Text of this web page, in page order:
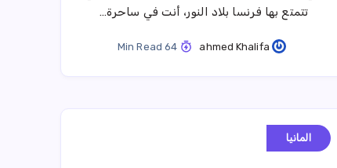
تتمتع بها فرنسا بلاد النور، أنت في ساحرة…
ahmed Khalifa
المانيا